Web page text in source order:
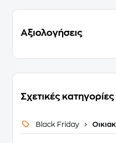
Αξιολογήσεις
Σχετικές κατηγορίες
Black Friday